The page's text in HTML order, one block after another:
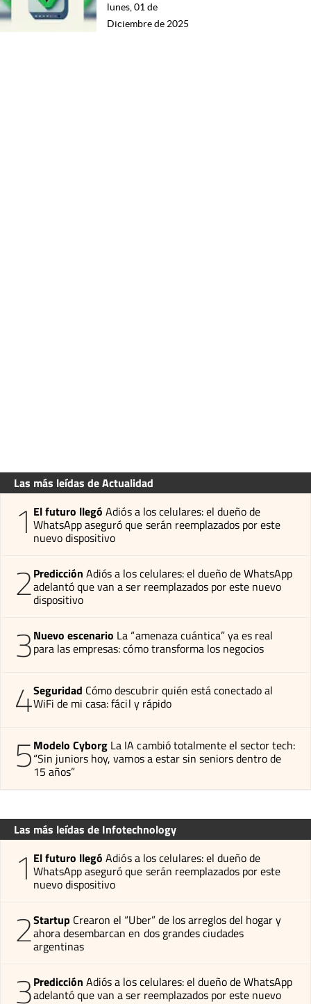
lunes, 01 de
Diciembre de 2025
Las más leídas de Actualidad
1 El futuro llegó Adiós a los celulares: el dueño de
WhatsApp aseguró que serán reemplazados por este
nuevo dispositivo
2Predicción Adiós a los celulares: el dueño de WhatsApp
adelantó que van a ser reemplazados por este nuevo
dispositivo
3Nuevo escenario La “amenaza cuántica” ya es real
para las empresas: cómo transforma los negocios
4Seguridad Cómo descubrir quién está conectado al
WiFi de mi casa: fácil y rápido
5Modelo Cyborg La IA cambió totalmente el sector tech:
“Sin juniors hoy, vamos a estar sin seniors dentro de
15 años”
Las más leídas de Infotechnology
1 El futuro llegó Adiós a los celulares: el dueño de
WhatsApp aseguró que serán reemplazados por este
nuevo dispositivo
2Startup Crearon el “Uber” de los arreglos del hogar y
ahora desembarcan en dos grandes ciudades
argentinas
3Predicción Adiós a los celulares: el dueño de WhatsApp
adelantó que van a ser reemplazados por este nuevo